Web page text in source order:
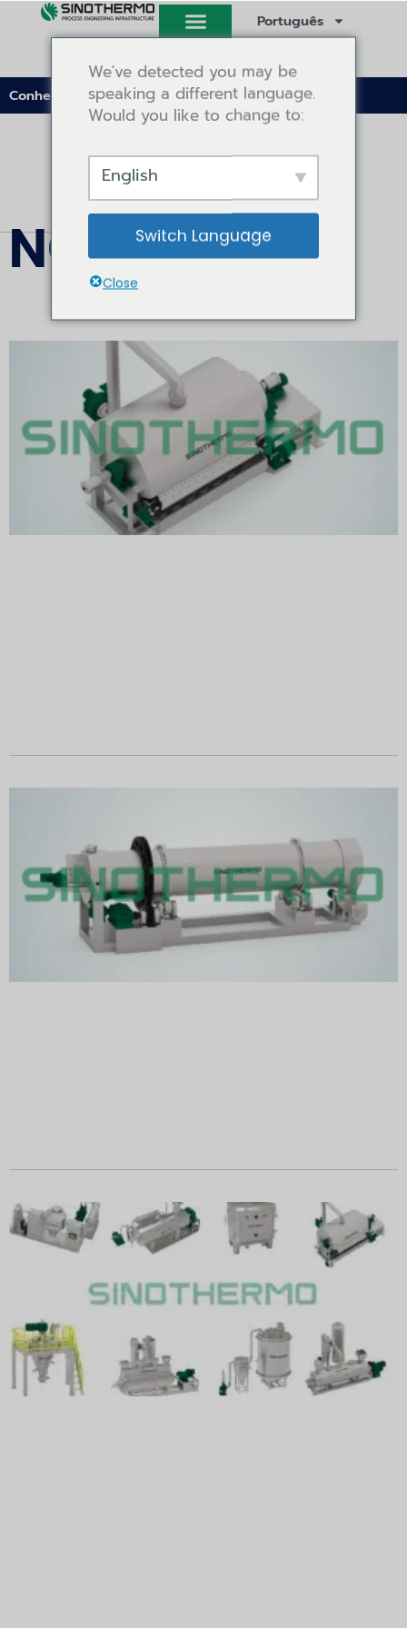
conteúdo
Português
Conhecimentos
NOTÍCIAS
We've detected you may be
speaking a different language.
Would you like to change to:
English
Switch Language
Close